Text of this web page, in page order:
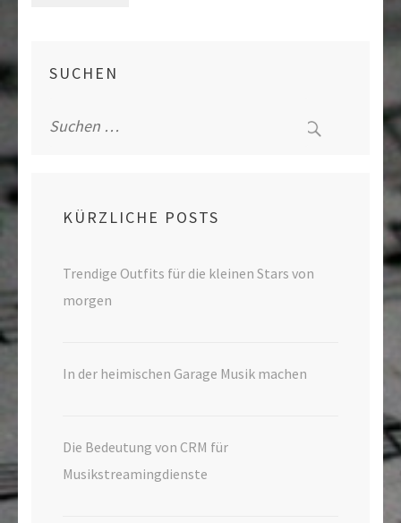
SUCHEN
nach:
KÜRZLICHE POSTS
Trendige Outfits für die kleinen Stars von
morgen
In der heimischen Garage Musik machen
Die Bedeutung von CRM für
Musikstreamingdienste